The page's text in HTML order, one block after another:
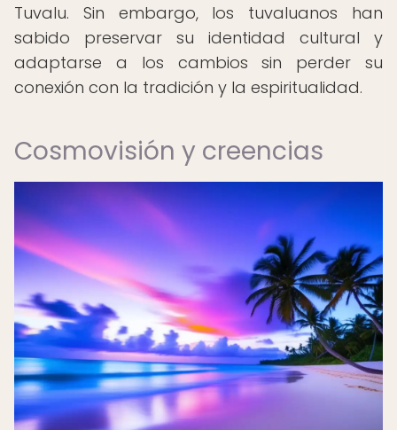
Tuvalu. Sin embargo, los tuvaluanos han
sabido preservar su identidad cultural y
adaptarse a los cambios sin perder su
conexión con la tradición y la espiritualidad.
Cosmovisión y creencias